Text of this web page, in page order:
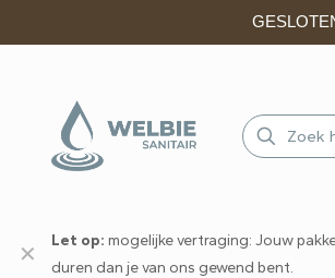
Let op: mogelijke vertraging: Jouw
duren dan je van ons gewend bent.
✕